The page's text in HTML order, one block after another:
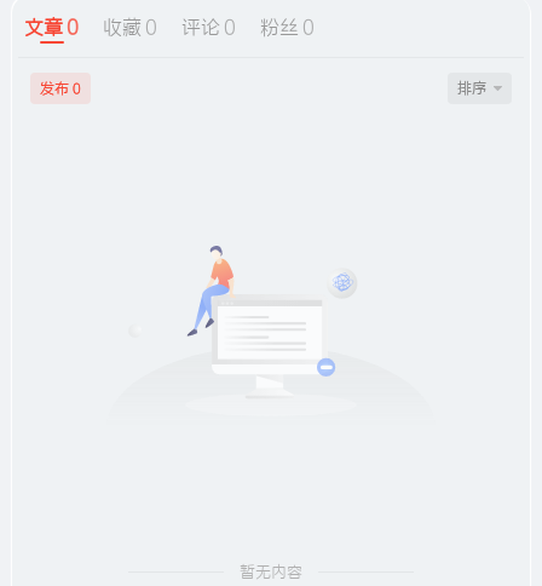
文章 0 收藏 0 评论 0 粉丝 0
发布 0 排序
暂无内容